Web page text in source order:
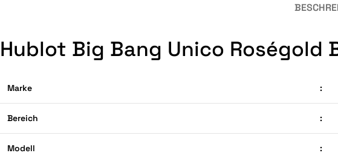
Hublot Big Bang Unico Roségold
Marke :
Bereich :
Modell :